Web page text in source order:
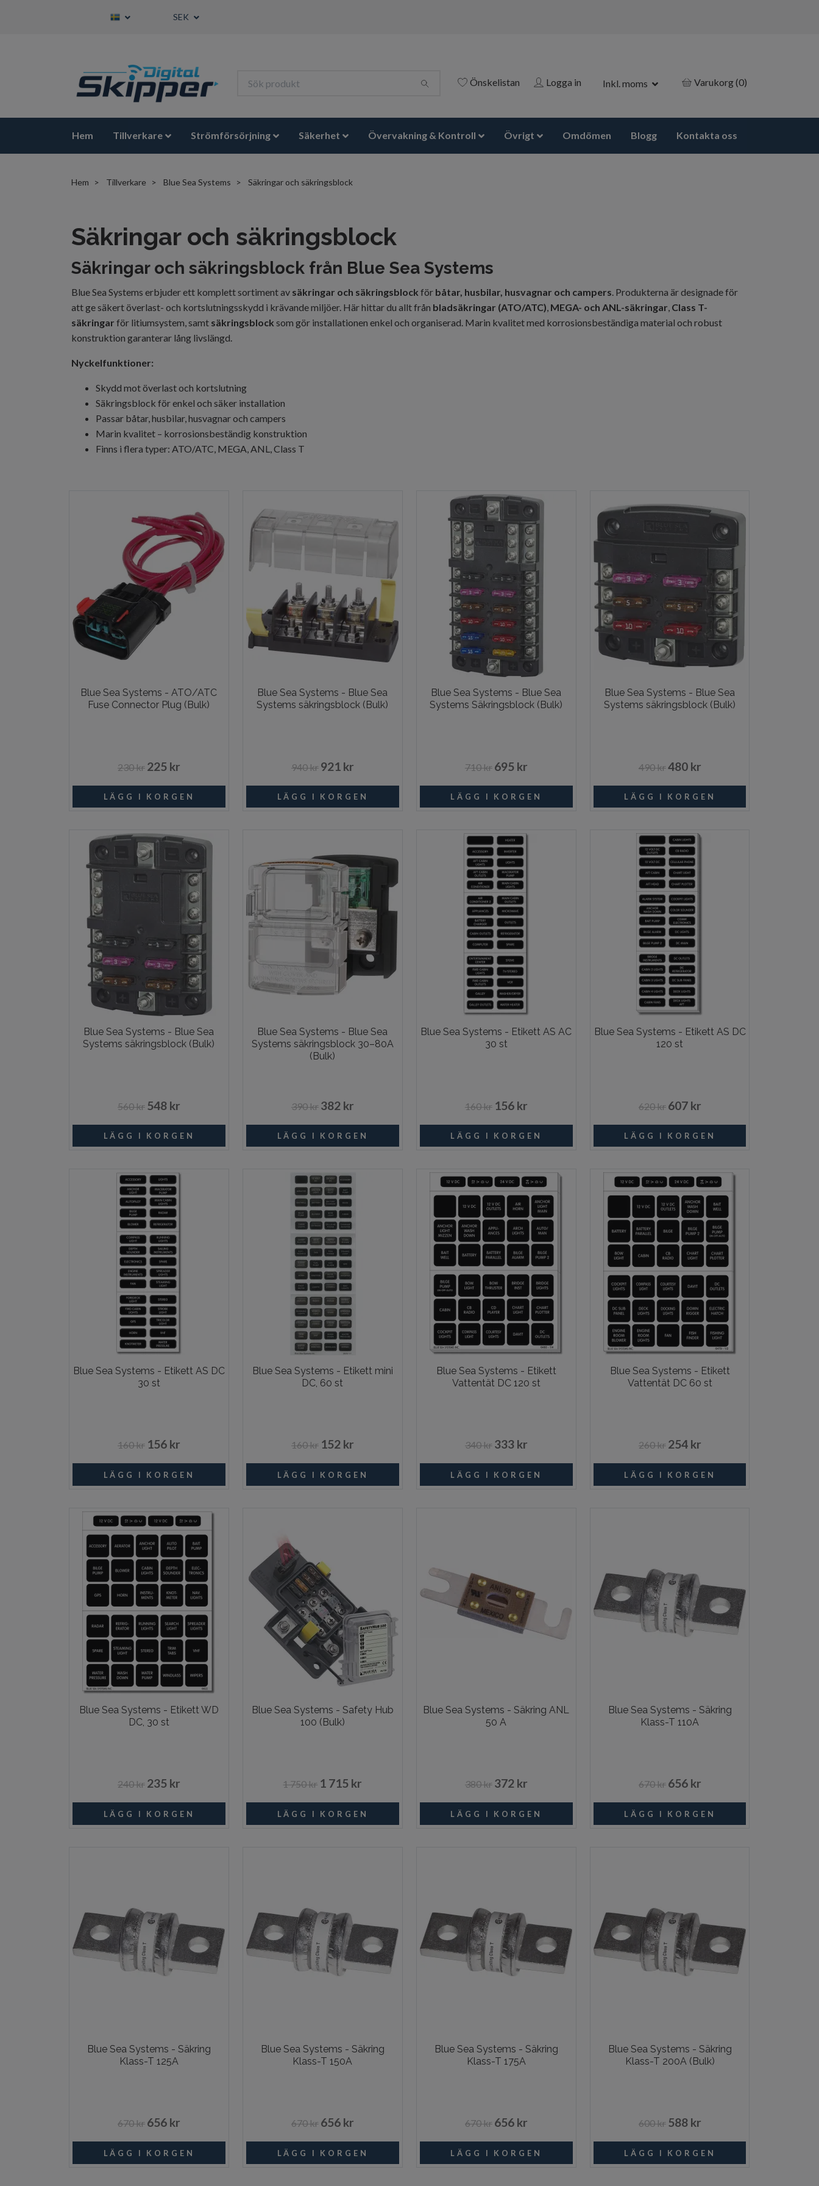
SEK
Önskelistan Logga in Inkl. moms Varukorg(0)
Hem Tillverkare Strömförsörjning Säkerhet Övervakning & Kontroll Övrigt Omdömen Blogg Kontakta oss
Hem Tillverkare Blue Sea Systems Säkringar och säkringsblock
Säkringar och säkringsblock
Säkringar och säkringsblock från Blue Sea Systems
Blue Sea Systems erbjuder ett komplett sortiment av säkringar och säkringsblock för båtar, husbilar, husvagnar och campers. Produkterna är designade för
att ge säkert överlast- och kortslutningsskydd i krävande miljöer. Här hittar du allt från bladsäkringar (ATO/ATC), MEGA- och ANL-säkringar, Class T-
säkringar för litiumsystem, samt säkringsblock som gör installationen enkel och organiserad. Marin kvalitet med korrosionsbeständiga material och robust
konstruktion garanterar lång livslängd.
Nyckelfunktioner:
Skydd mot överlast och kortslutning
Säkringsblock för enkel och säker installation
Passar båtar, husbilar, husvagnar och campers
Marin kvalitet – korrosionsbeständig konstruktion
Finns i flera typer: ATO/ATC, MEGA, ANL, Class T
Blue Sea Systems - ATO/ATC
Fuse Connector Plug (Bulk)
230 kr 225 kr
I lager
Blue Sea Systems - Blue Sea
Systems säkringsblock (Bulk)
940 kr 921 kr
I lager
Blue Sea Systems - Blue Sea
Systems Säkringsblock (Bulk)
710 kr 695 kr
I lager
Blue Sea Systems - Blue Sea
Systems säkringsblock (Bulk)
490 kr480 kr
I lager
Blue Sea Systems - Blue Sea
Systems säkringsblock (Bulk)
560 kr 548 kr
I lager
Blue Sea Systems - Blue Sea
Systems säkringsblock 30–80A
(Bulk)
390 kr 382 kr
I lager
Blue Sea Systems - Etikett AS AC
30 st
160 kr 156 kr
I lager
Blue Sea Systems - Etikett AS DC
120 st
620 kr 607 kr
Beställningsvara
Blue Sea Systems - Etikett AS DC
30 st
160 kr 156 kr
I lager
Blue Sea Systems - Etikett mini
DC, 60 st
160 kr 152 kr
Beställningsvara
Blue Sea Systems - Etikett
Vattentät DC 120 st
340 kr 333 kr
I lager
Blue Sea Systems - Etikett
Vattentät DC 60 st
260 kr 254 kr
I lager
Blue Sea Systems - Etikett WD
DC, 30 st
240 kr 235 kr
I lager
Blue Sea Systems - Safety Hub
100 (Bulk)
1 750 kr 1 715 kr
Beställningsvara
Blue Sea Systems - Säkring ANL
50 A
380 kr 372 kr
Beställningsvara
Blue Sea Systems - Säkring
Klass-T 110A
670 kr 656 kr
Beställningsvara
Blue Sea Systems - Säkring
Klass-T 125A
670 kr 656 kr
Beställningsvara
Blue Sea Systems - Säkring
Klass-T 150A
670 kr 656 kr
I lager
Blue Sea Systems - Säkring
Klass-T 175A
670 kr 656 kr
I lager
Blue Sea Systems - Säkring
Klass-T 200A (Bulk)
600 kr 588 kr
I lager